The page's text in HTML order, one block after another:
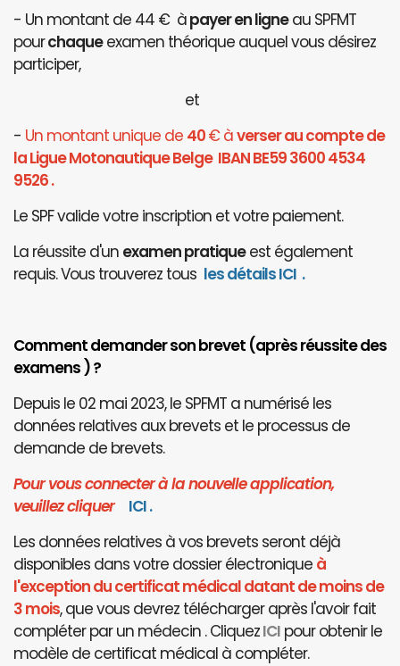
- Un montant de 44 € àpayer en ligneau SPFMT
pourchaqueexamen théorique auquel vous désirez
participer,
et
- Un montant unique de 40€ àverser au compte de
la Ligue Motonautique Belge IBAN BE59 3600 4534
9526 .
Le SPF valide votre inscription et votre paiement.
La réussite d'un examen pratiqueest également
requis. Vous trouverez tous les détails ICI .
Comment demander son brevet (après réussite des
examens ) ?
Depuis le 02 mai 2023, le SPFMT a numérisé les
données relatives aux brevets et le processus de
demande de brevets.
Pour vous connecter à la nouvelle application,
veuillez cliquer ICI.
Les données relatives à vos brevets seront déjà
disponibles dans votre dossier électronique à
l'exception du certificat médical datant de moins de
3 mois, que vous devrez télécharger après l'avoir fait
compléter par un médecin . CliquezICI pour obtenir le
modèle de certificat médical à compléter.